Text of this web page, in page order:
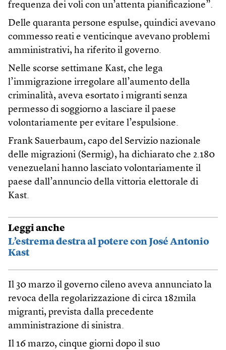
frequenza dei voli con un’attenta pianificazione”.
Delle quaranta persone espulse, quindici avevano
commesso reati e venticinque avevano problemi
amministrativi, ha riferito il governo.
Nelle scorse settimane Kast, che lega
l’immigrazione irregolare all’aumento della
criminalità, aveva esortato i migranti senza
permesso di soggiorno a lasciare il paese
volontariamente per evitare l’espulsione.
Frank Sauerbaum, capo del Servizio nazionale
delle migrazioni (Sermig), ha dichiarato che 2.180
venezuelani hanno lasciato volontariamente il
paese dall’annuncio della vittoria elettorale di
Kast.
Leggi anche
L’estrema destra al potere con José Antonio
Kast
Il 30 marzo il governo cileno aveva annunciato la
revoca della regolarizzazione di circa 182mila
migranti, prevista dalla precedente
amministrazione di sinistra.
Il 16 marzo, cinque giorni dopo il suo